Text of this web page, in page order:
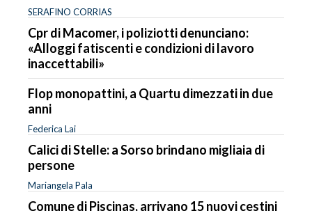
SERAFINO CORRIAS
Cpr di Macomer, i poliziotti denunciano:
«Alloggi fatiscenti e condizioni di lavoro
inaccettabili»
Flop monopattini, a Quartu dimezzati in due
anni
Federica Lai
Calici di Stelle: a Sorso brindano migliaia di
persone
Mariangela Pala
Comune di Piscinas, arrivano 15 nuovi cestini